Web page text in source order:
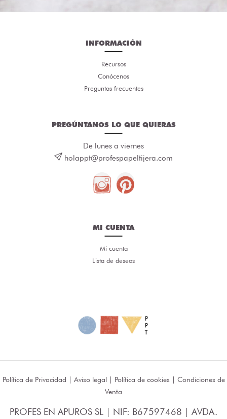
INFORMACIÓN
Recursos
Conócenos
Preguntas frecuentes
PREGÚNTANOS LO QUE QUIERAS
De lunes a viernes
holappt@profespapeltijera.com
MI CUENTA
Mi cuenta
Lista de deseos
Política de Privacidad | Aviso legal| Política de cookies | Condiciones de
Venta
PROFES EN APUROS SL | NIF: B67597468 | AVDA.